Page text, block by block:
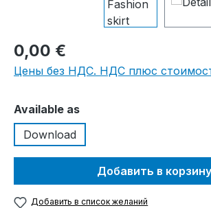
0,00 €
Цены без НДС. НДС плюс
Выберите
Available as
Download
Добавить в корзину
Добавить в список желаний